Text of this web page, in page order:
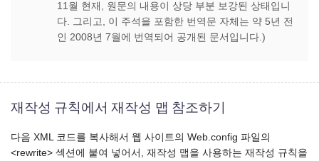
11월 현재, 원문의 내용이 상당 부분 보강된 상태입니
다. 그리고, 이 주석을 포함한 번역문 자체는 약 5년 전
인 2008년 7월에 번역되어 공개된 문서입니다.)
재작성 규칙에서 재작성 맵 참조하기
다음 XML 코드를 복사해서 웹 사이트의 Web.config 파일의
<rewrite> 섹션에 붙여 넣어서, 재작성 맵을 사용하는 재작성 규칙을